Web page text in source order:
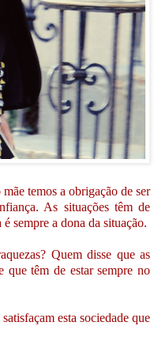
temos a obrigação de ser
As situações têm de
sempre a dona da situação.
Quem disse que as
que têm de estar sempre no
esta sociedade que